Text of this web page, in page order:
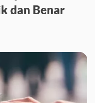
dan Benar